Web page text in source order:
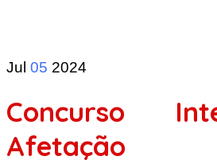
Jul 05 2024
Concurso
Afetação